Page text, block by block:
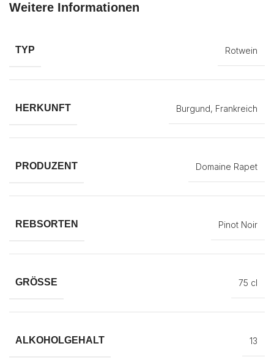
Weitere Informationen
TYP Rotwein
HERKUNFT Burgund, Frankreich
PRODUZENT Domaine Rapet
REBSORTEN Pinot Noir
GRÖSSE 75 cl
ALKOHOLGEHALT 13